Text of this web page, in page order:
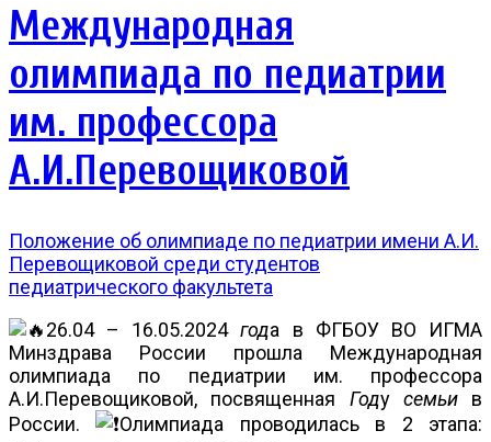
Международная
олимпиада по педиатрии
им. профессора
А.И.Перевощиковой
Положение об олимпиаде по педиатрии имени А.И.
Перевощиковой среди студентов
педиатрического факультета
26.04 – 16.05.2024года в ФГБОУ ВО ИГМА
Минздрава России прошла Международная
олимпиада по педиатрии им. профессора
А.И.Перевощиковой, посвященная Году семьив
России.
Олимпиада проводилась в 2 этапа: